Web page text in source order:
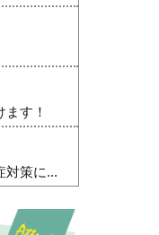
す！
対策に...